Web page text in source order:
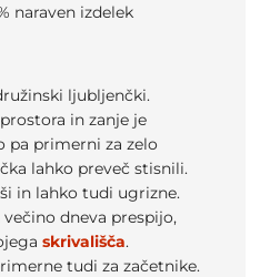
naraven izdelek
ljubljenčki.
in zanje je
pa primerni za zelo
lahko preveč stisnili.
in lahko tudi ugrizne.
dneva prespijo,
skrivališča.
tudi za začetnike.